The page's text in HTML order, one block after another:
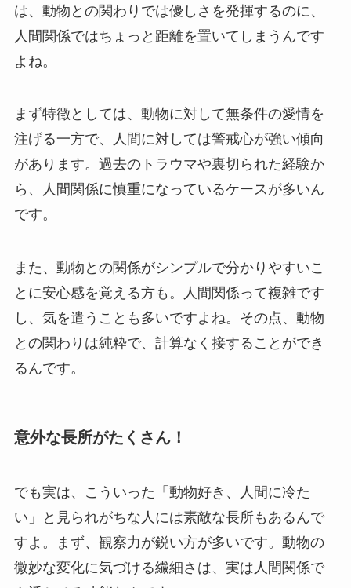
は、動物との関わりでは優しさを発揮するのに、
人間関係ではちょっと距離を置いてしまうんです
よね。
まず特徴としては、動物に対して無条件の愛情を
注げる一方で、人間に対しては警戒心が強い傾向
があります。過去のトラウマや裏切られた経験か
ら、人間関係に慎重になっているケースが多いん
です。
また、動物との関係がシンプルで分かりやすいこ
とに安心感を覚える方も。人間関係って複雑です
し、気を遣うことも多いですよね。その点、動物
との関わりは純粋で、計算なく接することができ
るんです。
意外な長所がたくさん！
でも実は、こういった「動物好き、人間に冷た
い」と見られがちな人には素敵な長所もあるんで
すよ。まず、観察力が鋭い方が多いです。動物の
微妙な変化に気づける繊細さは、実は人間関係で